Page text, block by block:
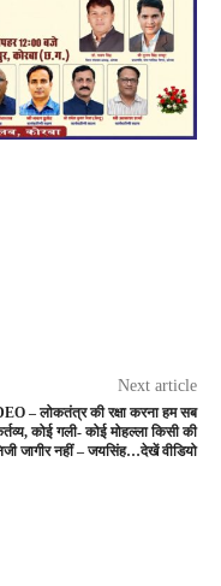
Next article
– लोकतंत्र की रक्षा करना हम सब
कोई गली- कोई मोहल्ला किसी की
जागीर नहीं – जयसिंह…देखें वीडियो